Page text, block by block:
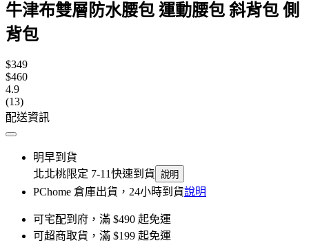
牛津布雙層防水腰包 運動腰包 斜背包 側
背包
$349
$460
4.9
(13)
配送資訊
明早到貨
北北桃限定 7-11快速到貨 說明
PChome 倉庫出貨，24小時到貨說明
可宅配到府，滿 $490 起免運
可超商取貨，滿 $199 起免運